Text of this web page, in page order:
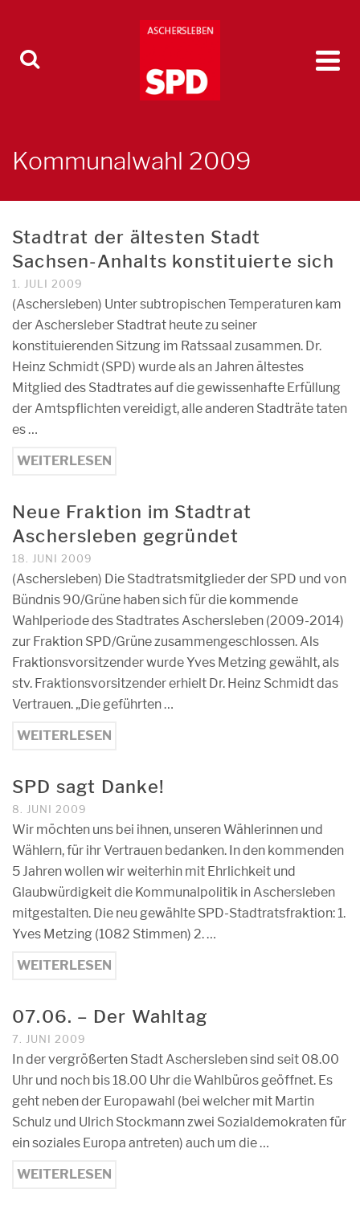
Kommunalwahl 2009
Stadtrat der ältesten Stadt
Sachsen-Anhalts konstituierte sich
1. JULI 2009
(Aschersleben) Unter subtropischen Temperaturen kam
der Aschersleber Stadtrat heute zu seiner
konstituierenden Sitzung im Ratssaal zusammen. Dr.
Heinz Schmidt (SPD) wurde als an Jahren ältestes
Mitglied des Stadtrates auf die gewissenhafte Erfüllung
der Amtspflichten vereidigt, alle anderen Stadträte taten
es …
WEITERLESEN
Neue Fraktion im Stadtrat
Aschersleben gegründet
18. JUNI 2009
(Aschersleben) Die Stadtratsmitglieder der SPD und von
Bündnis 90/Grüne haben sich für die kommende
Wahlperiode des Stadtrates Aschersleben (2009-2014)
zur Fraktion SPD/Grüne zusammengeschlossen. Als
Fraktionsvorsitzender wurde Yves Metzing gewählt, als
stv. Fraktionsvorsitzender erhielt Dr. Heinz Schmidt das
Vertrauen. „Die geführten …
WEITERLESEN
SPD sagt Danke!
8. JUNI 2009
Wir möchten uns bei ihnen, unseren Wählerinnen und
Wählern, für ihr Vertrauen bedanken. In den kommenden
5 Jahren wollen wir weiterhin mit Ehrlichkeit und
Glaubwürdigkeit die Kommunalpolitik in Aschersleben
mitgestalten. Die neu gewählte SPD-Stadtratsfraktion: 1.
Yves Metzing (1082 Stimmen) 2. …
WEITERLESEN
07.06. – Der Wahltag
7. JUNI 2009
In der vergrößerten Stadt Aschersleben sind seit 08.00
Uhr und noch bis 18.00 Uhr die Wahlbüros geöffnet. Es
geht neben der Europawahl (bei welcher mit Martin
Schulz und Ulrich Stockmann zwei Sozialdemokraten für
ein soziales Europa antreten) auch um die …
WEITERLESEN